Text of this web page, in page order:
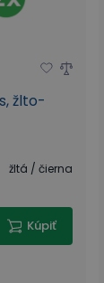
žlto-
žltá / čierna
Kúpiť